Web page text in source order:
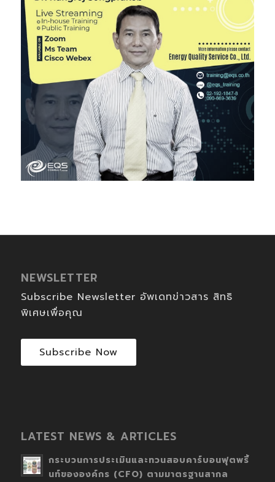
NEWSLETTER
Subscribe Newsletter อัพเดทข่าวสาร สิทธิ
พิเศษเพื่อคุณ
Subscribe Now
LATEST NEWS & ARTICLES
กระบวนการประเมินและทวนสอบคาร์บอนฟุตพริ้
นท์ขององค์กร (CFO) ตามมาตรฐานสากล